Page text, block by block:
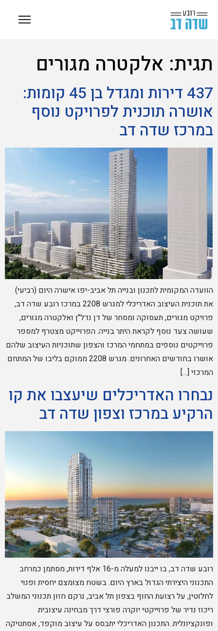
תגית: אלקטרה מגורים
437 דירות ומגדל בן 45 קומות:
אושרה תוכנית לפרויקט נוסף
במרכז שדה דב
הוועדה המקומית לתכנון ובנייה תל אביב-יפו אישרה היום (רביעי)
את תוכנית העיצוב האדריכלי למגרש 2208 במרכז רובע שדה דב,
פרויקט מגורים, תעסוקה ומסחר של דן נדל"ן ואלקטרה מגורים,
שעושה צעד נוסף לקראת היתר בנייה. הפרוייקט מצטרף למספר
פרוייקטים נוספים במתחמי המרכז והצפון שתוכניות העיצוב שלהם
אושרו בחודשים האחרונים. מגרש 2208 ממוקם בליבו של המתחם
המרכזי […]
נבחרו האדריכלים שיעצבו את קו
הרקיע במרכז וצפון שדה דב
רובע שדה דב, בו ייבנו למעלה מ-16 אלף דירות, מסתמן כמרחב
התכנוני היצירתי הגדול בארץ היום. בשטח מצומצם יחסית ופנוי
לחלוטין, על רצועת החוף בצפון תל אביב, נרקם חזון תכנוני המשלב
ריכוז נדיר של פרוייקטי יוקרה פורצי דרך מבחינה עיצובית
ופונקציונלית. התכנון האדריכלי יתבסס על עיצוב מוקפד, אסתטיקה